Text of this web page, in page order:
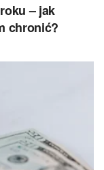
– jak
chronić?